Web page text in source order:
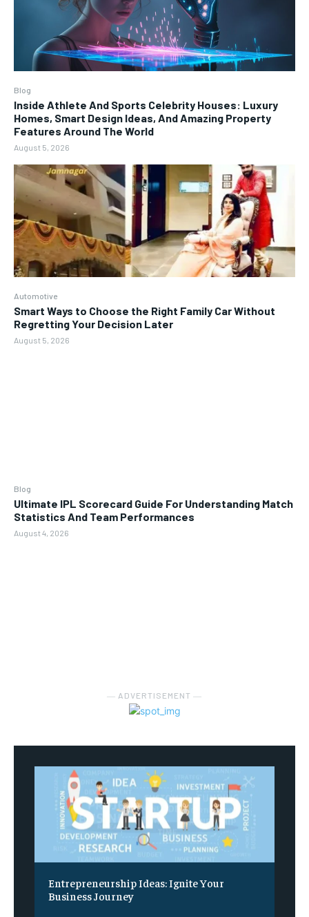
Blog
Inside Athlete And Sports Celebrity Houses: Luxury
Homes, Smart Design Ideas, And Amazing Property
Features Around The World
August 5, 2026
Automotive
Smart Ways to Choose the Right Family Car Without
Regretting Your Decision Later
August 5, 2026
Blog
Ultimate IPL Scorecard Guide For Understanding Match
Statistics And Team Performances
August 4, 2026
― ADVERTISEMENT ―
Entrepreneurship Ideas: Ignite Your
Business Journey